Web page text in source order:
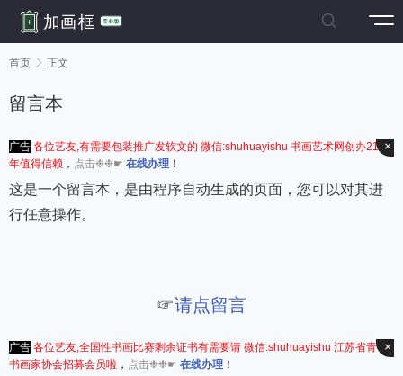

首页  正文
留言本
广告 各位艺友,有需要包装推广发软文的 微信:shuhuayishu 书画艺术网创办21周
年值得信赖 ， 点击❉❉☛ 在线办理 ！
×
这是一个留言本，是由程序自动生成的页面，您可以对其进
行任意操作。
☞请点留言
广告 各位艺友,全国性书画比赛剩余证书有需要请 微信:shuhuayishu 江苏省青年
书画家协会招募会员啦 ， 点击❉❉☛ 在线办理 ！
×